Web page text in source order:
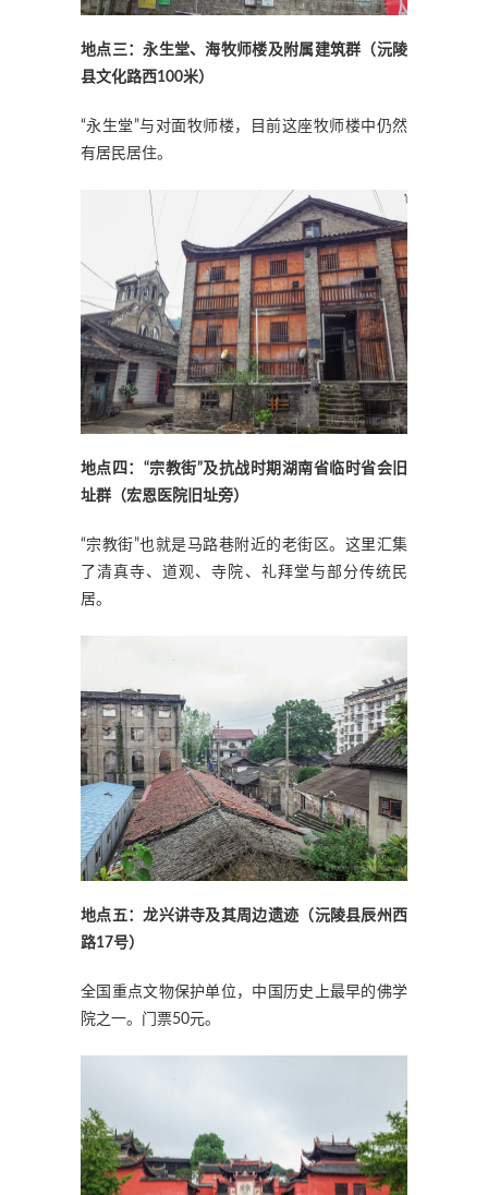
地点三：永生堂、海牧师楼及附属建筑群（沅陵
县文化路西100米）
“永生堂”与对面牧师楼，目前这座牧师楼中仍然
有居民居住。
地点四：“宗教街”及抗战时期湖南省临时省会旧
址群（宏恩医院旧址旁）
“宗教街”也就是马路巷附近的老街区。这里汇集
了清真寺、道观、寺院、礼拜堂与部分传统民
居。
地点五：龙兴讲寺及其周边遗迹（沅陵县辰州西
路17号）
全国重点文物保护单位，中国历史上最早的佛学
院之一。门票50元。